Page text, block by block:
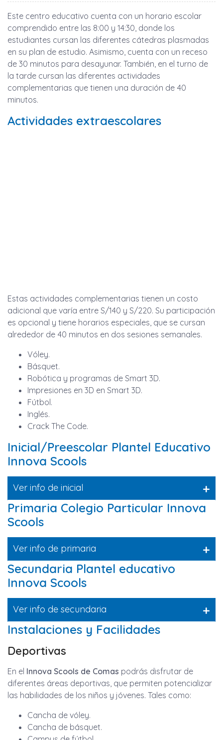
Este centro educativo cuenta con un horario escolar
comprendido entre las 8:00 y 14:30, donde los
estudiantes cursan las diferentes cátedras plasmadas
en su plan de estudio. Asimismo, cuenta con un receso
de 30 minutos para desayunar. También, en el turno de
la tarde cursan las diferentes actividades
complementarias que tienen una duración de 40
minutos.
Actividades extraescolares
Estas actividades complementarias tienen un costo
adicional que varía entre S/140 y S/220. Su participación
es opcional y tiene horarios especiales, que se cursan
alrededor de 40 minutos en dos sesiones semanales.
Vóley.
Básquet.
Robótica y programas de Smart 3D.
Impresiones en 3D en Smart 3D.
Fútbol.
Inglés.
Crack The Code.
Inicial/Preescolar Plantel Educativo
Innova Scools
Ver info de inicial +
Primaria Colegio Particular Innova
Scools
Ver info de primaria +
Secundaria Plantel educativo
Innova Scools
Ver info de secundaria +
Instalaciones y Facilidades
Deportivas
En el Innova Scools de Comas podrás disfrutar de
diferentes áreas deportivas, que permiten potencializar
las habilidades de los niños y jóvenes. Tales como:
Cancha de vóley.
Cancha de básquet.